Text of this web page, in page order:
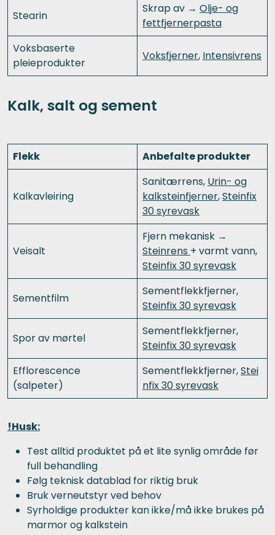
!Husk:
Test alltid produktet på et lite synlig område før
full behandling
Følg teknisk datablad for riktig bruk
Bruk verneutstyr ved behov
Syrholdige produkter kan ikke/må ikke brukes på
marmor og kalkstein
Stearin
Skrap av → Olje- og
fettfjernerpasta
Voksbaserte
pleieprodukter
Voksfjerner, Intensivrens
Kalk, salt og sement
Flekk Anbefalte produkter
Kalkavleiring
Sanitærrens, Urin- og
kalksteinfjerner,Steinfix
30 syrevask
Veisalt
Fjern mekanisk →
Steinrens + varmt vann,
Steinfix 30 syrevask
Sementfilm
Sementflekkfjerner,
Steinfix 30 syrevask
Spor av mørtel
Sementflekkfjerner,
Steinfix 30 syrevask
Efflorescence
(salpeter)
Sementflekkfjerner,Stei
nfix 30 syrevask